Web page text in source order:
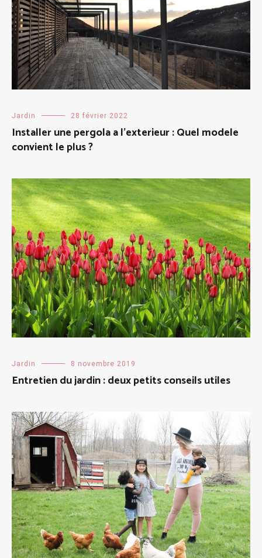
Jardin 28 février 2022
Installer une pergola a l’exterieur : Quel modele
convient le plus ?
Jardin 8 novembre 2019
Entretien du jardin : deux petits conseils utiles